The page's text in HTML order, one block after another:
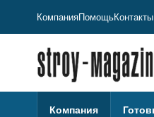
КомпанияПомощьКонтакты
Компания